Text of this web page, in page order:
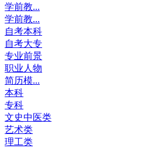
学前教...
学前教...
自考本科
自考大专
专业前景
职业人物
简历模...
本科
专科
文史中医类
艺术类
理工类